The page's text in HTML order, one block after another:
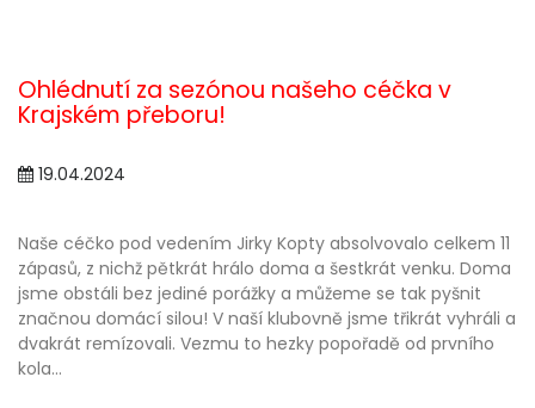
Ohlédnutí za sezónou našeho céčka v
Krajském přeboru!
19.04.2024
Naše céčko pod vedením Jirky Kopty absolvovalo celkem 11
zápasů, z nichž pětkrát hrálo doma a šestkrát venku. Doma
jsme obstáli bez jediné porážky a můžeme se tak pyšnit
značnou domácí silou! V naší klubovně jsme třikrát vyhráli a
dvakrát remízovali. Vezmu to hezky popořadě od prvního
kola...